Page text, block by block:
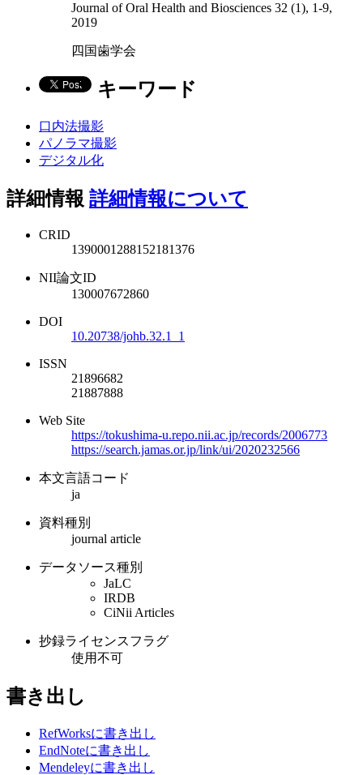
Journal of Oral Health and Biosciences 32 (1), 1-9,
2019
四国歯学会
キーワード
口内法撮影
パノラマ撮影
デジタル化
詳細情報 詳細情報について
CRID
1390001288152181376
NII論文ID
130007672860
DOI
10.20738/johb.32.1_1
ISSN
21896682
21887888
Web Site
https://tokushima-u.repo.nii.ac.jp/records/2006773
https://search.jamas.or.jp/link/ui/2020232566
本文言語コード
ja
資料種別
journal article
データソース種別
JaLC
IRDB
CiNii Articles
抄録ライセンスフラグ
使用不可
書き出し
RefWorksに書き出し
EndNoteに書き出し
Mendeleyに書き出し